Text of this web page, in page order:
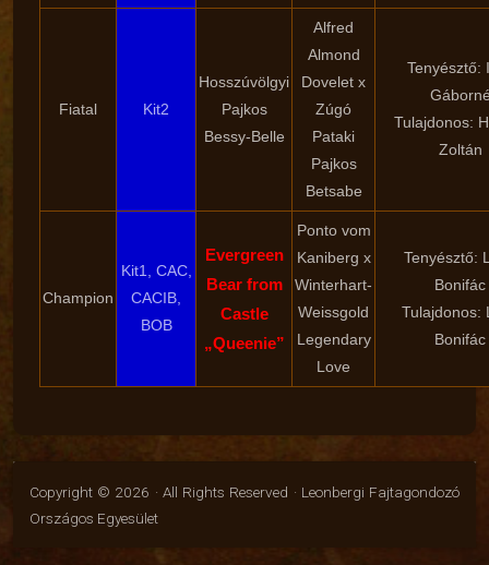
Fiatal Kit2
Hosszúvölgyi
Pajkos
Bessy-Belle
Alfred
Almond
Dovelet x
Zúgó
Pataki
Pajkos
Betsabe
Tenyésztő:
Tulajdonos:
Zoltán
Champion
Kit1, CAC,
CACIB,
BOB
Evergreen
Bear from
Castle
„Queenie”
Ponto vom
Kaniberg x
Winterhart-
Weissgold
Legendary
Love
Tenyésztő:
Bonifác
Tulajdonos:
Bonifác
Copyright © 2026 · All Rights Reserved · Leonbergi Fajtagondozó
Országos Egyesület